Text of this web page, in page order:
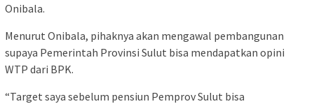
Onibala.
Menurut Onibala, pihaknya akan mengawal pembangunan
supaya Pemerintah Provinsi Sulut bisa mendapatkan opini
WTP dari BPK.
“Target saya sebelum pensiun Pemprov Sulut bisa